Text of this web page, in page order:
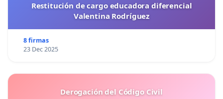
Restitución de cargo educadora diferencial
Valentina Rodríguez
8 firmas
23 Dec 2025
Derogación del Código Civil